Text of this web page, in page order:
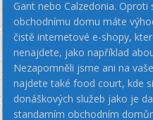
Gant nebo Calzedonia.
obchodnímu domu máte
čistě internetové e-shopy,
nenajdete, jako například
Nezapomněli jsme ani na
najdete také food court, kde
donáškových služeb jako je
standarním obchodním